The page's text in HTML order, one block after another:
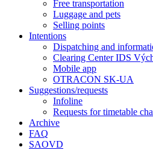
Free transportation
Luggage and pets
Selling points
Intentions
Dispatching and
Clearing Center IDS
Mobile app
OTRACON SK-UA
Suggestions/requests
Infoline
Requests for timetable
Archive
FAQ
SAOVD